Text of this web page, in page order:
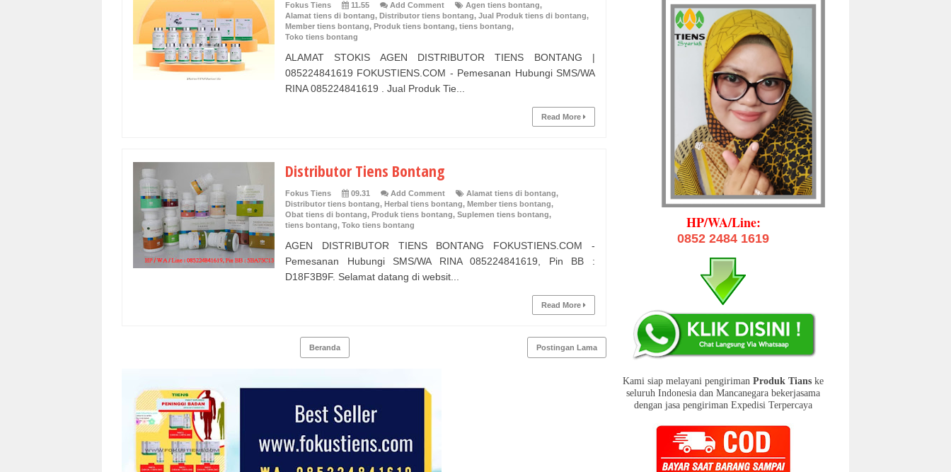
Fokus Tiens 11.55 Add Comment Agen tiens bontang,
Alamat tiens di bontang, Distributor tiens bontang, Jual Produk tiens di bontang,
Member tiens bontang, Produk tiens bontang, tiens bontang,
Toko tiens bontang
ALAMAT STOKIS AGEN DISTRIBUTOR TIENS BONTANG |
085224841619 FOKUSTIENS.COM - Pemesanan Hubungi SMS/WA
RINA 085224841619 . Jual Produk Tie...
Read More
Distributor Tiens Bontang
Fokus Tiens 09.31 Add Comment Alamat tiens di bontang,
Distributor tiens bontang, Herbal tiens bontang, Member tiens bontang,
Obat tiens di bontang, Produk tiens bontang, Suplemen tiens bontang,
tiens bontang, Toko tiens bontang
AGEN DISTRIBUTOR TIENS BONTANG FOKUSTIENS.COM -
Pemesanan Hubungi SMS/WA RINA 085224841619, Pin BB :
D18F3B9F. Selamat datang di websit...
Read More
Postingan Lama
Beranda
HP/WA/Line:
0852 2484 1619
Kami siap melayani pengiriman Produk Tians ke
seluruh Indonesia dan Mancanegara bekerjasama
dengan jasa pengiriman Expedisi Terpercaya